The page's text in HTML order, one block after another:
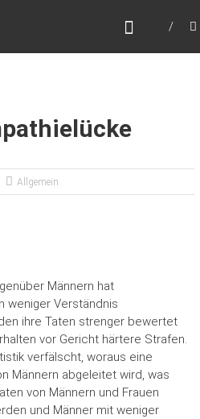
Allgemein
Männern hat
weniger Verständnis
ihre Taten strenger bewertet
vor Gericht härtere Strafen.
verfälscht, woraus eine
Männern abgeleitet wird, was
von Männern und Frauen
und Männer mit weniger